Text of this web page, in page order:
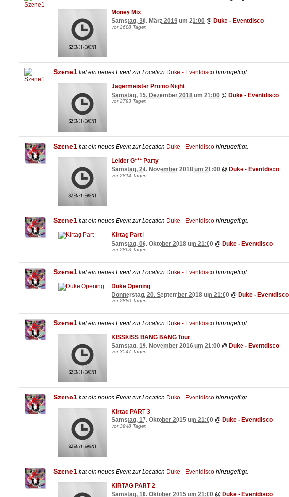
Money Mix
Samstag, 30. März 2019 um 21:00 @ Duke - Eventdisco
vor 2688 Tagen
Szene1 hat ein neues Event zur Location Duke - Eventdisco hinzugefügt.
Jägermeister Promo Night
Samstag, 15. Dezember 2018 um 21:00 @ Duke - Eventdisco
vor 2793 Tagen
Szene1 hat ein neues Event zur Location Duke - Eventdisco hinzugefügt.
Leider G*** Party
Samstag, 24. November 2018 um 21:00 @ Duke - Eventdisco
vor 2814 Tagen
Szene1 hat ein neues Event zur Location Duke - Eventdisco hinzugefügt.
Kirtag Part I
Samstag, 06. Oktober 2018 um 21:00 @ Duke - Eventdisco
vor 2863 Tagen
Szene1 hat ein neues Event zur Location Duke - Eventdisco hinzugefügt.
Duke Opening
Donnerstag, 20. September 2018 um 21:00 @ Duke - Eventdisco
vor 2880 Tagen
Szene1 hat ein neues Event zur Location Duke - Eventdisco hinzugefügt.
KISSKISS BANG BANG Tour
Samstag, 19. November 2016 um 21:00 @ Duke - Eventdisco
vor 3547 Tagen
Szene1 hat ein neues Event zur Location Duke - Eventdisco hinzugefügt.
Kirtag PART 3
Samstag, 17. Oktober 2015 um 21:00 @ Duke - Eventdisco
vor 3948 Tagen
Szene1 hat ein neues Event zur Location Duke - Eventdisco hinzugefügt.
KIRTAG PART 2
Samstag, 10. Oktober 2015 um 21:00 @ Duke - Eventdisco